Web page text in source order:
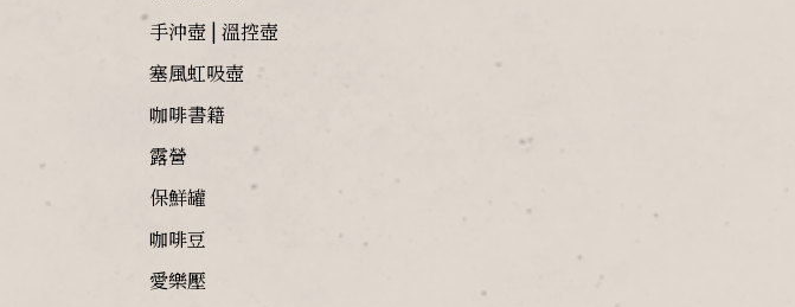
手沖壺 | 溫控壺
塞風虹吸壺
咖啡書籍
露營
保鮮罐
咖啡豆
愛樂壓